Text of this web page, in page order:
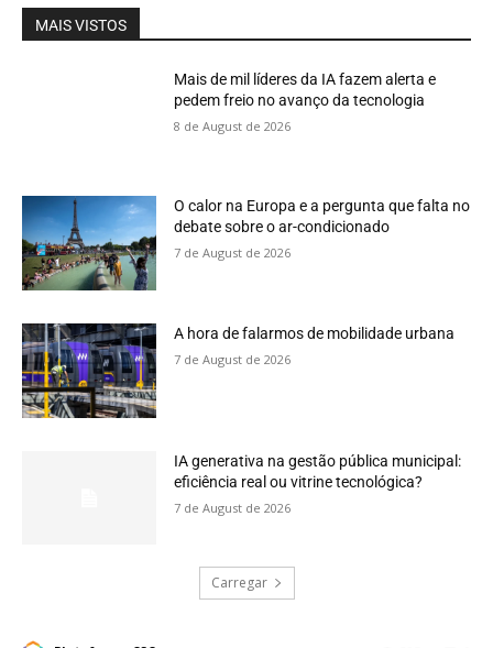
MAIS VISTOS
Mais de mil líderes da IA fazem alerta e
pedem freio no avanço da tecnologia
8 de August de 2026
O calor na Europa e a pergunta que falta no
debate sobre o ar-condicionado
7 de August de 2026
A hora de falarmos de mobilidade urbana
7 de August de 2026
IA generativa na gestão pública municipal:
eficiência real ou vitrine tecnológica?
7 de August de 2026
Carregar